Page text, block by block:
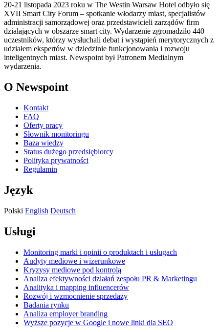
20-21 listopada 2023 roku w The Westin Warsaw Hotel odbyło się
XVII Smart City Forum – spotkanie włodarzy miast, specjalistów
administracji samorządowej oraz przedstawicieli zarządów firm
działających w obszarze smart city. Wydarzenie zgromadziło 440
uczestników, którzy wysłuchali debat i wystąpień merytorycznych z
udziałem ekspertów w dziedzinie funkcjonowania i rozwoju
inteligentnych miast. Newspoint był Patronem Medialnym
wydarzenia.
O Newspoint
Kontakt
FAQ
Oferty pracy
Słownik monitoringu
Baza wiedzy
Status dużego przedsiębiorcy
Polityka prywatności
Regulamin
Język
Polski English Deutsch
Usługi
Monitoring marki i opinii o produktach i usługach
Audyty mediowe i wizerunkowe
Kryzysy mediowe pod kontrolą
Analiza efektywności działań zespołu PR & Marketingu
Analityka i mapping influencerów
Rozwój i wzmocnienie sprzedaży
Badania rynku
Analiza employer branding
Wyższe pozycje w Google i nowe linki dla SEO